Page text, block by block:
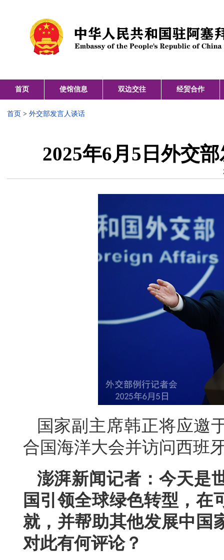
首页 使馆信息 双边交往 经贸合作
首页 > 外交部发言人谈话
2025年6月5日外交
国家副主席韩正将应邀
合国海洋大会并访问西班
澎湃新闻记者：今天是
国引领全球绿色转型，在
就，并帮助其他发展中国
对此有何评论？